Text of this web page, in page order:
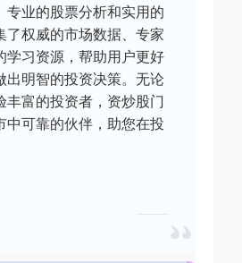
专业的股票分析和实用的
了权威的市场数据、专家
学习资源，帮助用户更好
出明智的投资决策。无论
富的投资者，资炒股门
中可靠的伙伴，助您在投